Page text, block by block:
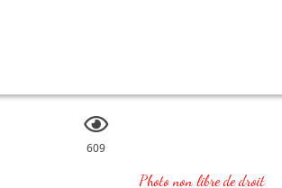
609
Photo non libre de droit